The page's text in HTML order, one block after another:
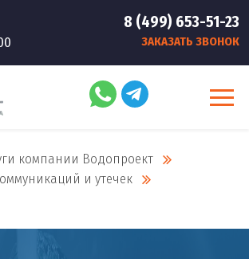
8 (499) 653-51-23
ЗАКАЗАТЬ ЗВОНОК
компании Водопроект
и утечек